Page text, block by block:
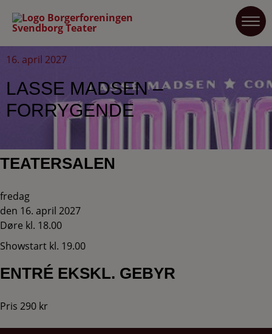
16. april 2027
LASSE MADSEN –
FORRYGENDE
TEATERSALEN
fredag
den 16. april 2027
Døre kl. 18.00
Showstart kl. 19.00
ENTRÉ EKSKL. GEBYR
Pris 290 kr